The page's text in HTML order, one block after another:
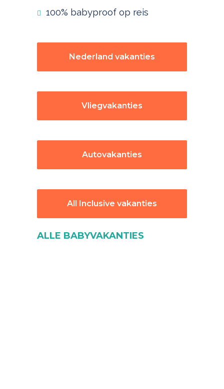
100% babyproof op reis
Nederland vakanties
Vliegvakanties
Autovakanties
All Inclusive vakanties
ALLE BABYVAKANTIES